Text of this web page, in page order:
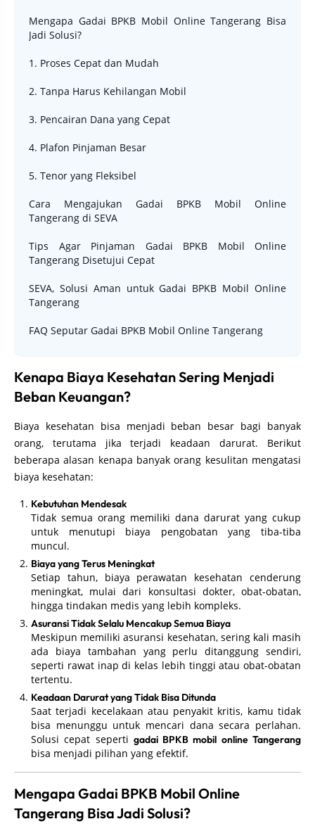
Mengapa Gadai BPKB Mobil Online Tangerang Bisa
Jadi Solusi?
1. Proses Cepat dan Mudah
2. Tanpa Harus Kehilangan Mobil
3. Pencairan Dana yang Cepat
4. Plafon Pinjaman Besar
5. Tenor yang Fleksibel
Cara Mengajukan Gadai BPKB Mobil Online
Tangerang di SEVA
Tips Agar Pinjaman Gadai BPKB Mobil Online
Tangerang Disetujui Cepat
SEVA, Solusi Aman untuk Gadai BPKB Mobil Online
Tangerang
FAQ Seputar Gadai BPKB Mobil Online Tangerang
Kenapa Biaya Kesehatan Sering Menjadi
Beban Keuangan?
Biaya kesehatan bisa menjadi beban besar bagi banyak
orang, terutama jika terjadi keadaan darurat. Berikut
beberapa alasan kenapa banyak orang kesulitan mengatasi
biaya kesehatan:
Kebutuhan Mendesak
Tidak semua orang memiliki dana darurat yang cukup
untuk menutupi biaya pengobatan yang tiba-tiba
muncul.
Biaya yang Terus Meningkat
Setiap tahun, biaya perawatan kesehatan cenderung
meningkat, mulai dari konsultasi dokter, obat-obatan,
hingga tindakan medis yang lebih kompleks.
Asuransi Tidak Selalu Mencakup Semua Biaya
Meskipun memiliki asuransi kesehatan, sering kali masih
ada biaya tambahan yang perlu ditanggung sendiri,
seperti rawat inap di kelas lebih tinggi atau obat-obatan
tertentu.
Keadaan Darurat yang Tidak Bisa Ditunda
Saat terjadi kecelakaan atau penyakit kritis, kamu tidak
bisa menunggu untuk mencari dana secara perlahan.
Solusi cepat seperti gadai BPKB mobil online Tangerang
bisa menjadi pilihan yang efektif.
Mengapa Gadai BPKB Mobil Online
Tangerang Bisa Jadi Solusi?